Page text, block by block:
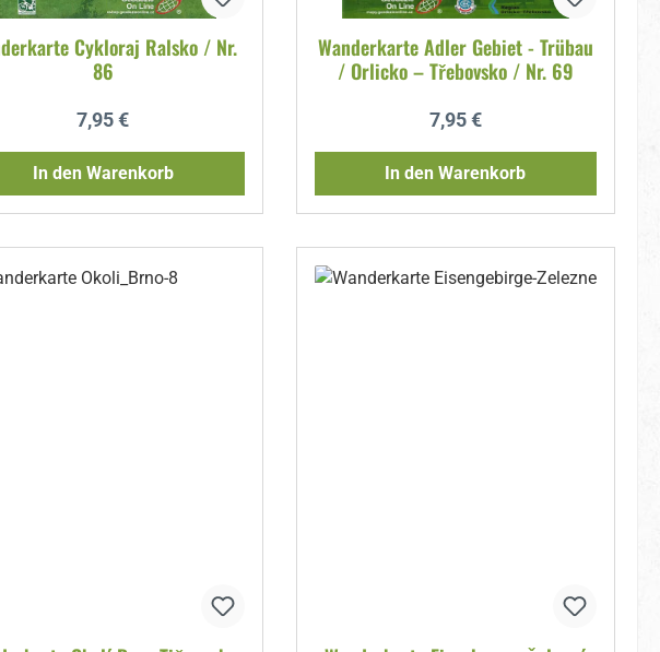
Cykloraj Ralsko / Nr.
86
Regulärer Preis:
7,95 €
In den Warenkorb
Wanderkarte Adler Gebiet - Trübau
/ Orlicko – Třebovsko / Nr. 69
Regulärer Preis:
7,95 €
In den Warenkorb